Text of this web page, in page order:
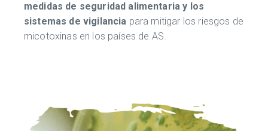
medidas de seguridad alimentaria y los
sistemas de vigilancia para mitigar los riesgos de
micotoxinas en los países de AS.